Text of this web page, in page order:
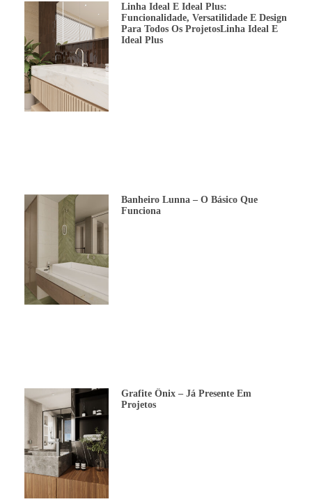
Linha Ideal E Ideal Plus:
Funcionalidade, Versatilidade E Design
Para Todos Os ProjetosLinha Ideal E
Ideal Plus
Banheiro Lunna – O Básico Que
Funciona
Grafite Ônix – Já Presente Em
Projetos